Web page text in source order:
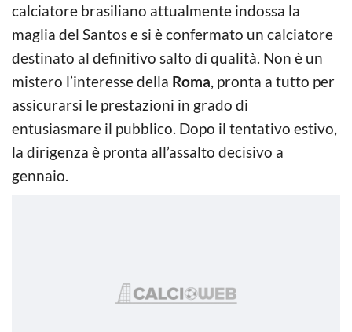
calciatore brasiliano attualmente indossa la
maglia del Santos e si è confermato un calciatore
destinato al definitivo salto di qualità. Non è un
mistero l’interesse della Roma, pronta a tutto per
assicurarsi le prestazioni in grado di
entusiasmare il pubblico. Dopo il tentativo estivo,
la dirigenza è pronta all’assalto decisivo a
gennaio.